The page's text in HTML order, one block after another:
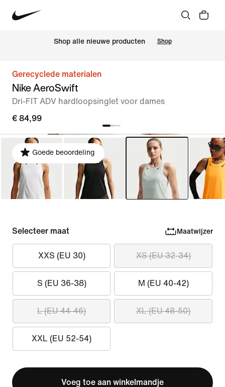
Shop alle nieuwe producten Shop
Gerecyclede materialen
Nike AeroSwift
Dri-FIT ADV hardloopsinglet voor dames
€ 84,99
Goede beoordeling
Selecteer maat Maatwijzer
XXS (EU 30) XS (EU 32-34)
S (EU 36-38) M (EU 40-42)
L (EU 44-46) XL (EU 48-50)
XXL (EU 52-54)
Voeg toe aan winkelmandje